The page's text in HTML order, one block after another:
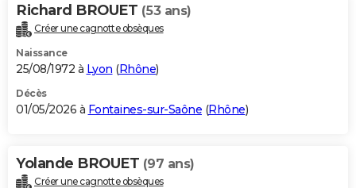
Bricolage
Lifestyle
Culture
Sport
Auto
Television
Voyage
Cinema
Richard BROUET (53 ans)
Créer une cagnotte obsèques
Naissance
25/08/1972 à Lyon (Rhône)
Décès
01/05/2026 à Fontaines-sur-Saône (Rhône)
Yolande BROUET (97 ans)
Créer une cagnotte obsèques